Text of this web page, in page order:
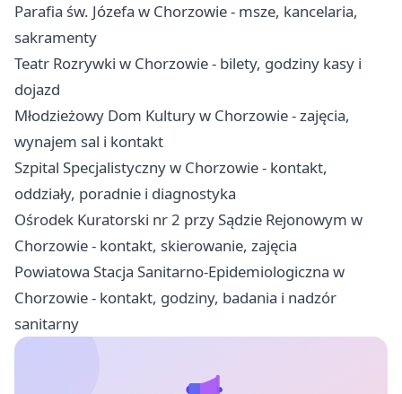
Parafia św. Józefa w Chorzowie - msze, kancelaria,
sakramenty
Teatr Rozrywki w Chorzowie - bilety, godziny kasy i
dojazd
Młodzieżowy Dom Kultury w Chorzowie - zajęcia,
wynajem sal i kontakt
Szpital Specjalistyczny w Chorzowie - kontakt,
oddziały, poradnie i diagnostyka
Ośrodek Kuratorski nr 2 przy Sądzie Rejonowym w
Chorzowie - kontakt, skierowanie, zajęcia
Powiatowa Stacja Sanitarno-Epidemiologiczna w
Chorzowie - kontakt, godziny, badania i nadzór
sanitarny